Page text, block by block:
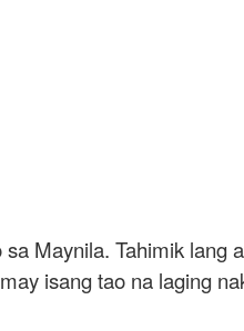
Maynila. Tahimik
isang tao na laging